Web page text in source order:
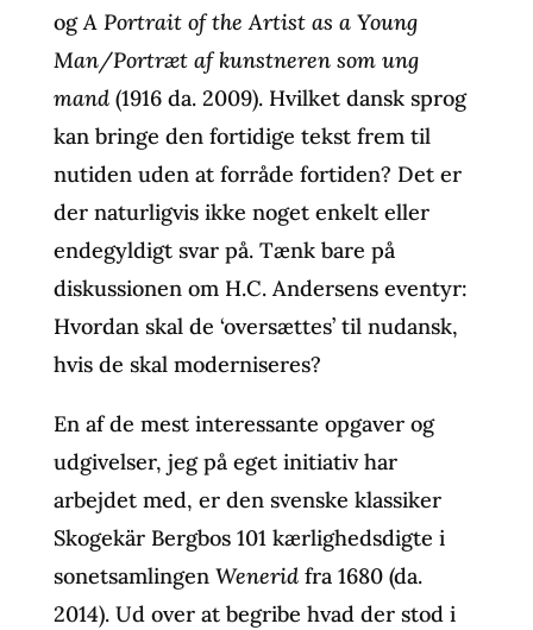
ogA Portrait of the Artist as a Young
Man/Portræt af kunstneren som ung
mand(1916 da. 2009). Hvilket dansk sprog
kan bringe den fortidige tekst frem til
nutiden uden at forråde fortiden? Det er
der naturligvis ikke noget enkelt eller
endegyldigt svar på. Tænk bare på
diskussionen om H.C. Andersens eventyr:
Hvordan skal de ‘oversættes’ til nudansk,
hvis de skal moderniseres?
En af de mest interessante opgaver og
udgivelser, jeg på eget initiativ har
arbejdet med, er den svenske klassiker
Skogekär Bergbos 101 kærlighedsdigte i
sonetsamlingen Wenerid fra 1680 (da.
2014). Ud over at begribe hvad der stod i